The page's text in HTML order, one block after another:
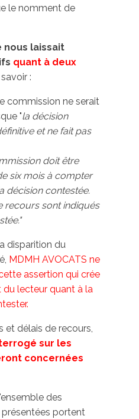
le nomment de
nous laissait
quant à deux
:
commission ne serait
"la décision
et ne fait pas
doit être
six mois à compter
décision contestée.
recours sont indiqués
disparition du
MDMH AVOCATS ne
assertion qui crée
du lecteur quant à la
et délais de recours,
sur les
concernées
des
portent